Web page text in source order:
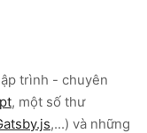
trình - chuyên
, một số thư
,...) và những